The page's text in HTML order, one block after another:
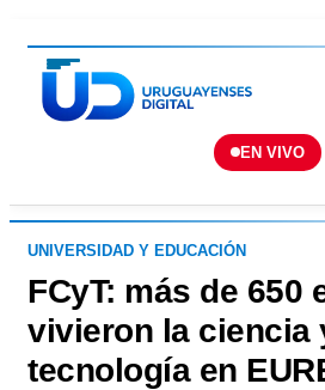
EN VIVO
UNIVERSIDAD Y EDUCACIÓN
FCyT: más de 650
vivieron la ciencia
tecnología en